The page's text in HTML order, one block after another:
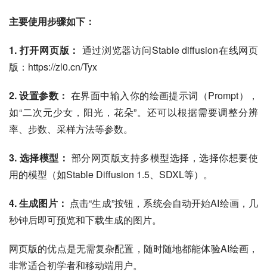
主要使用步骤如下：
1. 打开网页版： 通过浏览器访问Stable diffusion在线网页
版：https://zl0.cn/Tyx
2. 设置参数： 在界面中输入你的绘画提示词（Prompt），
如“二次元少女，阳光，花朵”。还可以根据需要调整分辨
率、步数、采样方法等参数。
3. 选择模型： 部分网页版支持多模型选择，选择你想要使
用的模型（如Stable Diffusion 1.5、SDXL等）。
4. 生成图片： 点击“生成”按钮，系统会自动开始AI绘画，几
秒钟后即可预览和下载生成的图片。
网页版的优点是无需复杂配置，随时随地都能体验AI绘画，
非常适合初学者和移动端用户。